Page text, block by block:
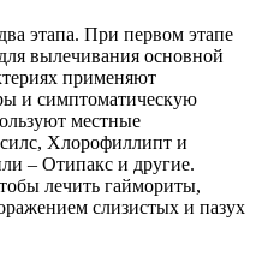
этапа. При первом этапе
вылечивания основной
применяют
и симптоматическую
местные
Хлорофиллипт и
– Отипакс и другие.
лечить гаймориты,
слизистых и пазух